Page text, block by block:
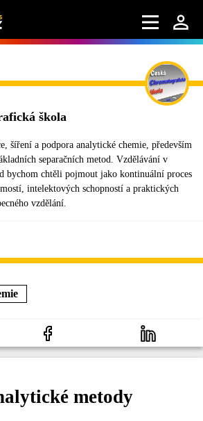
škola
šíření a podpora analytické chemie, především
separačních metod. Vzdělávání v
bychom chtěli pojmout jako kontinuální proces
intelektových schopností a praktických
vzdělání.
metody